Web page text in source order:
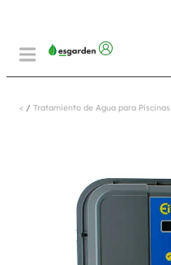
< / Tratamiento de Agua para Piscinas